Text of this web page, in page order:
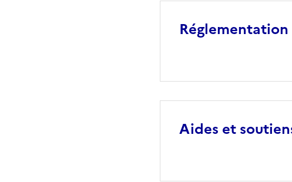
Réglementation
Aides et